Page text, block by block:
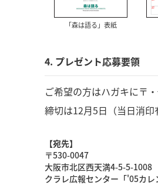
「森は語る」表紙
4. プレゼント応募要領
ご希望の方はハガキに〒
締切は12月5日（当日消印
【宛先】
〒530-0047
大阪市北区西天満4-5-5-1008
クラレ広報センター「'05カ